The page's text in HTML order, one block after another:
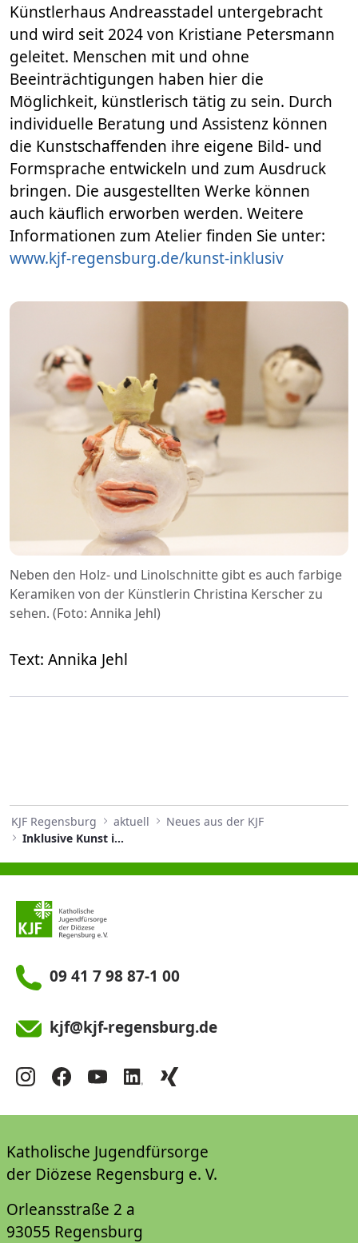
Künstlerhaus Andreasstadel untergebracht
und wird seit 2024 von Kristiane Petersmann
geleitet. Menschen mit und ohne
Beeinträchtigungen haben hier die
Möglichkeit, künstlerisch tätig zu sein. Durch
individuelle Beratung und Assistenz können
die Kunstschaffenden ihre eigene Bild- und
Formsprache entwickeln und zum Ausdruck
bringen. Die ausgestellten Werke können
auch käuflich erworben werden. Weitere
Informationen zum Atelier finden Sie unter:
www.kjf-regensburg.de/kunst-inklusiv
Neben den Holz- und Linolschnitte gibt es auch farbige
Keramiken von der Künstlerin Christina Kerscher zu
sehen. (Foto: Annika Jehl)
Text: Annika Jehl
KJF Regensburg aktuell
Neues aus der KJF
Inklusive Kunst im Rampenlicht
09 41 7 98 87-1 00
kjf@kjf-regensburg.de
Katholische Jugendfürsorge
der Diözese Regensburg e. V.
Orleansstraße 2 a
93055 Regensburg